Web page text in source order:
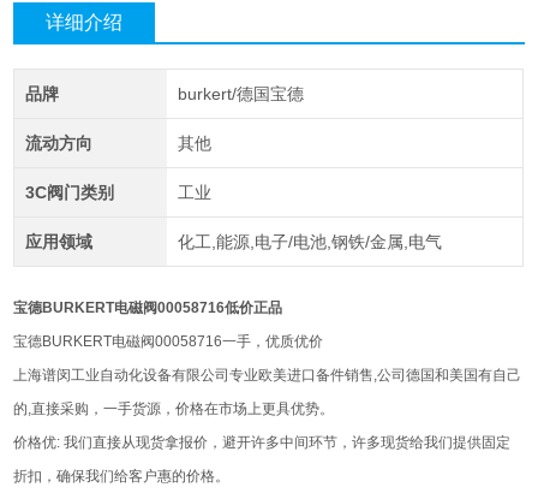
详细介绍
品牌 burkert/德国宝德
流动方向 其他
3C阀门类别 工业
应用领域 化工,能源,电子/电池,钢铁/金属,电气
宝德BURKERT电磁阀00058716低价正品
宝德BURKERT电磁阀00058716一手，优质优价
上海谱闵工业自动化设备有限公司专业欧美进口备件销售,公司德国和美国有自己
的,直接采购，一手货源，价格在市场上更具优势。
价格优: 我们直接从现货拿报价，避开许多中间环节，许多现货给我们提供固定
折扣，确保我们给客户惠的价格。